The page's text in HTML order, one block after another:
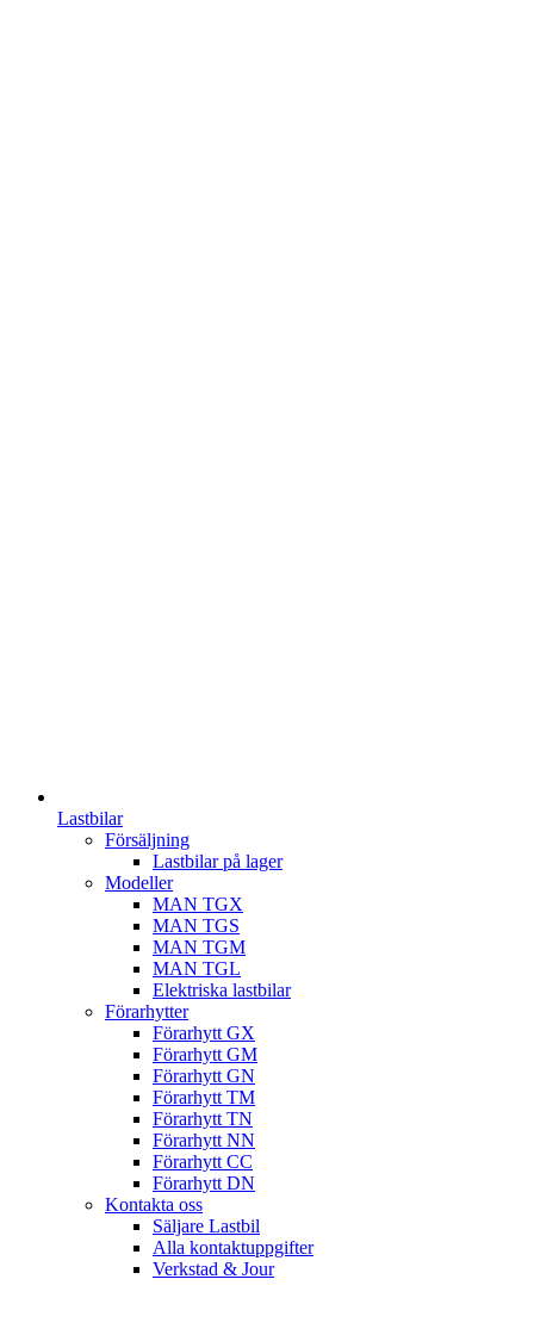
Lastbilar
Försäljning
Lastbilar på lager
Modeller
MAN TGX
MAN TGS
MAN TGM
MAN TGL
Elektriska lastbilar
Förarhytter
Förarhytt GX
Förarhytt GM
Förarhytt GN
Förarhytt TM
Förarhytt TN
Förarhytt NN
Förarhytt CC
Förarhytt DN
Kontakta oss
Säljare Lastbil
Alla kontaktuppgifter
Verkstad & Jour